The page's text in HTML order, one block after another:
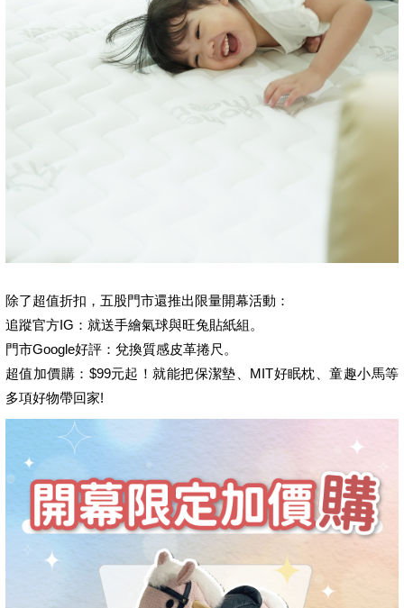
除了超值折扣，五股門市還推出限量開幕活動：
追蹤官方IG：就送手繪氣球與旺兔貼紙組。
門市Google好評：兌換質感皮革捲尺。
超值加價購：$99元起！就能把保潔墊、MIT好眠枕、童趣小馬等
多項好物帶回家!